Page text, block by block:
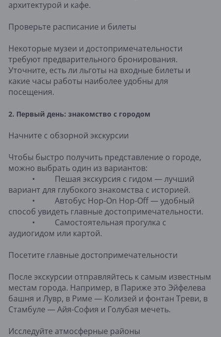
архитектурой и кафе.
Проверьте расписание и билеты
Некоторые музеи и достопримечательности
требуют предварительного бронирования.
Уточните, есть ли льготы на входные билеты и
какие часы работы наиболее удобны для
посещения.
2. Первый день: знакомство с городом
Начните с обзорной экскурсии
Чтобы быстро получить представление о городе,
можно выбрать один из вариантов:
• Пешая экскурсия с гидом — лучший
вариант для глубокого знакомства с историей.
• Автобус Hop-On Hop-Off — удобный
способ увидеть главные достопримечательности.
• Самостоятельная прогулка с
аудиогидом или картой.
Посетите главные достопримечательности
После экскурсии отправляйтесь к самым известным
местам города. Например, в Париже это Эйфелева
башня и Лувр, в Риме — Колизей и фонтан Треви, в
Стамбуле — Айя-София и Голубая мечеть.
Исследуйте атмосферные районы